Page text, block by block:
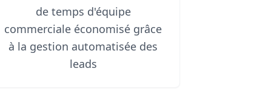
de temps d'équipe
commerciale économisé grâce
à la gestion automatisée des
leads